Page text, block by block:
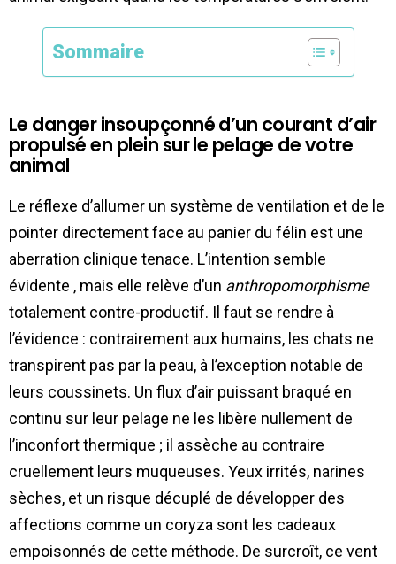
Sommaire
Le danger insoupçonné d’un courant d’air
propulsé en plein sur le pelage de votre
animal
Le réflexe d’allumer un système de ventilation et de le
pointer directement face au panier du félin est une
aberration clinique tenace. L’intention semble
évidente , mais elle relève d’un anthropomorphisme
totalement contre-productif. Il faut se rendre à
l’évidence : contrairement aux humains, les chats ne
transpirent pas par la peau, à l’exception notable de
leurs coussinets. Un flux d’air puissant braqué en
continu sur leur pelage ne les libère nullement de
l’inconfort thermique ; il assèche au contraire
cruellement leurs muqueuses. Yeux irrités, narines
sèches, et un risque décuplé de développer des
affections comme un coryza sont les cadeaux
empoisonnés de cette méthode. De surcroît, ce vent